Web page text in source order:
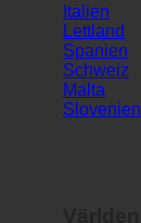
Italien
Lettland
Spanien
Schweiz
Malta
Slovenien